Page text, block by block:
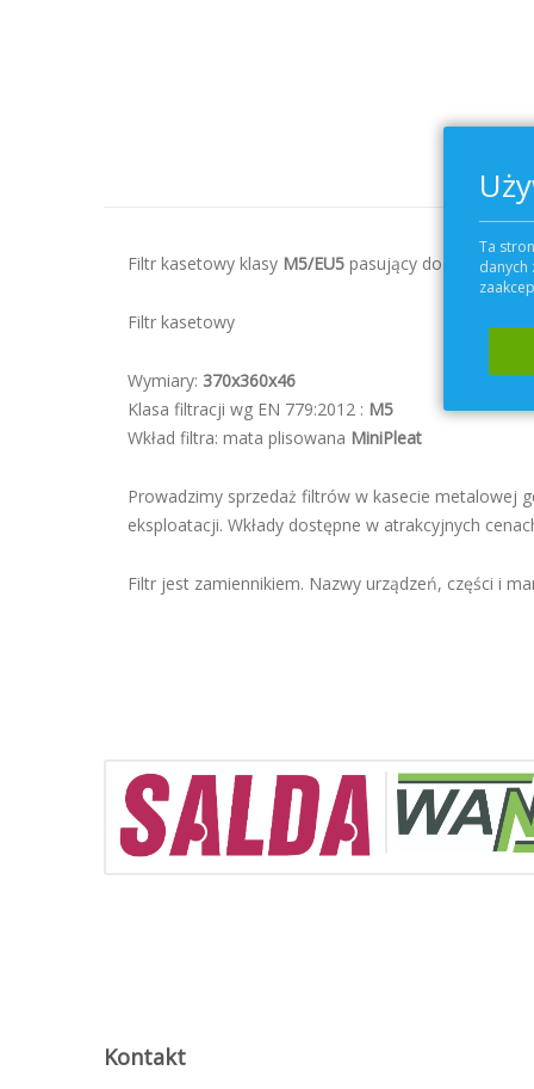
Filtr kasetowy klasy M5/EU5 pasujący do centrali
Filtr kasetowy
Wymiary: 370x360x46
Klasa filtracji wg EN 779:2012 : M5
Wkład filtra: mata plisowana MiniPleat
Prowadzimy sprzedaż filtrów w kasecie metalowej
eksploatacji. Wkłady dostępne w atrakcyjnych
Filtr jest zamiennikiem. Nazwy urządzeń, części i
Kontakt
Ta
danych